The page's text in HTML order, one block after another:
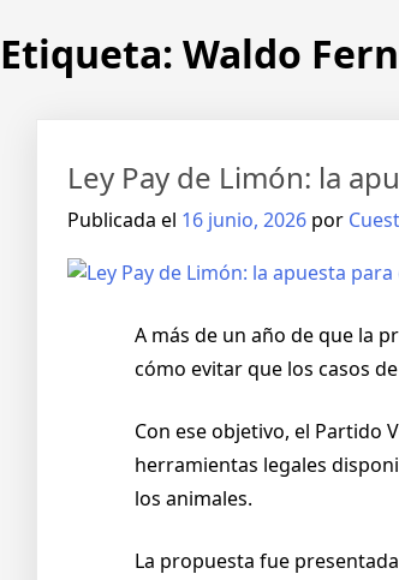
Etiqueta: Waldo
Ley Pay de Limón: la
Publicada el 16 junio, 2026 por
A más de un año de que la
cómo evitar que los casos
Con ese objetivo, el Partido
herramientas legales
los animales.
La propuesta fue